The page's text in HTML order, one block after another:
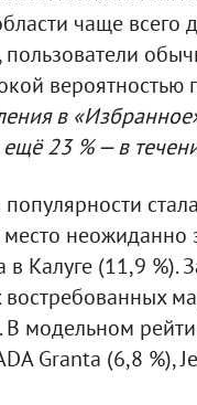
чаще всего
вероятностью
в
23 % — в
неожиданно
Калуге (11,9 %).
В модельном
Granta (6,8 %),